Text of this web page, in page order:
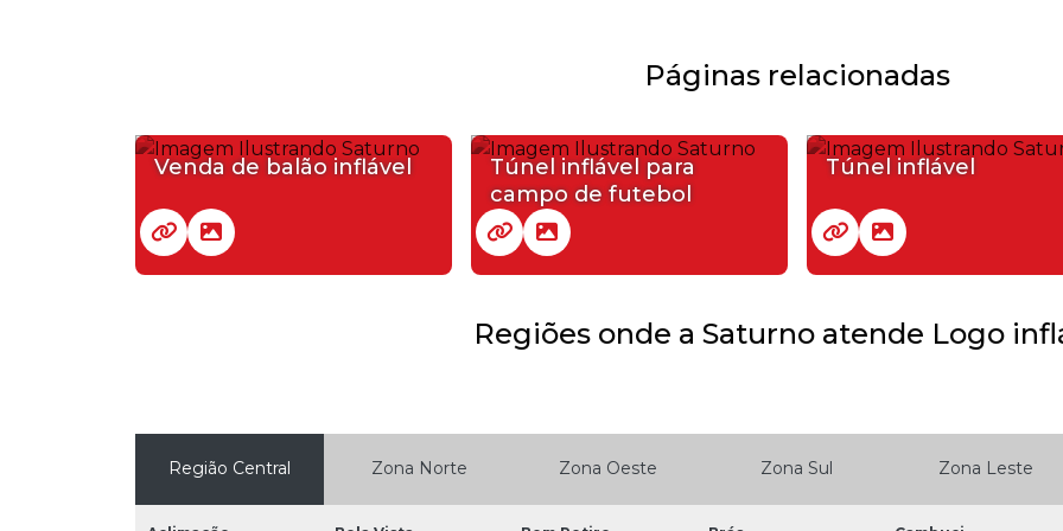
Páginas relacionadas
Venda de balão inflável
Túnel inflável para
campo de futebol
Túnel inflável
Regiões onde a Saturno atende Logo
Região Central Zona Norte Zona Oeste Zona Sul Zona Leste